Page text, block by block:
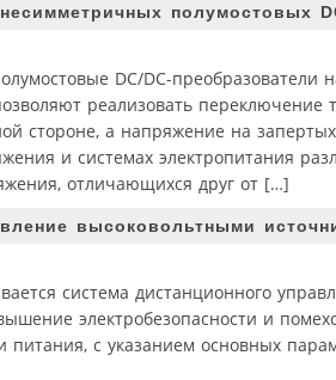
полумостовых
DC/DC-
реализовать переключение
стороне, а напряжение на
и системах электропитания
отличающихся друг от […]
высоковольтными
система дистанционного
электробезопасности и
питания, с указанием основных